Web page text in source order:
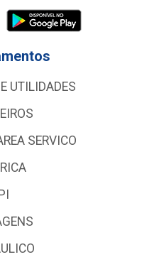
UTILIDADES
SERVICO